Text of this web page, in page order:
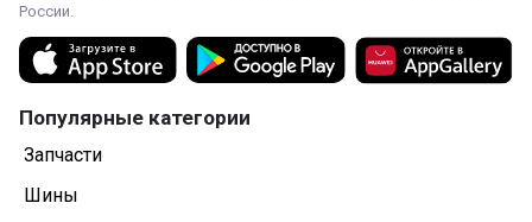
России.
Популярные категории
Запчасти
Шины